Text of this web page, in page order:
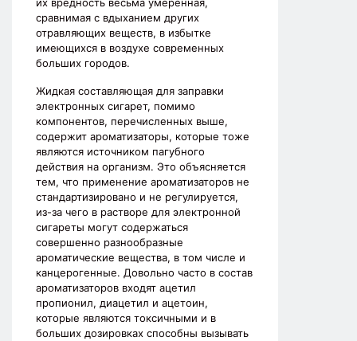
их вредность весьма умеренная,
сравнимая с вдыханием других
отравляющих веществ, в избытке
имеющихся в воздухе современных
больших городов.
Жидкая составляющая для заправки
электронных сигарет, помимо
компонентов, перечисленных выше,
содержит ароматизаторы, которые тоже
являются источником пагубного
действия на организм. Это объясняется
тем, что применение ароматизаторов не
стандартизировано и не регулируется,
из-за чего в растворе для электронной
сигареты могут содержаться
совершенно разнообразные
ароматические вещества, в том числе и
канцерогенные. Довольно часто в состав
ароматизаторов входят ацетил
пропионил, диацетил и ацетоин,
которые являются токсичными и в
больших дозировках способны вызывать